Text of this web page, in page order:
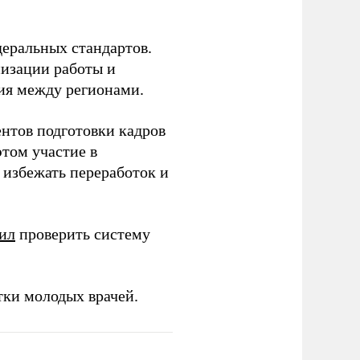
стандартов.
работы и
между регионами.
подготовки кадров
участие в
переработок и
проверить систему
молодых врачей.